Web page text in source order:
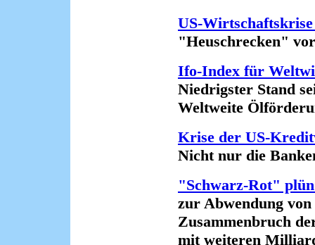
US-
"Heuschrecken" vor
Ifo-Index für
Niedrigster Stand
Weltweite
Krise der US-
Nicht nur die
"Schwarz-Rot"
zur Abwendung von
Zusammenbruch
mit weiteren